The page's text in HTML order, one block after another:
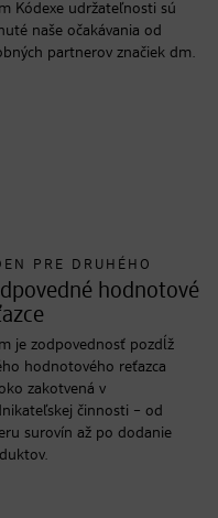
Kódexe udržateľnosti sú
naše očakávania od
partnerov značiek dm.
PRE DRUHÉHO
hodnotové
je zodpovednosť pozdĺž
hodnotového reťazca
zakotvená v
činnosti – od
surovín až po dodanie